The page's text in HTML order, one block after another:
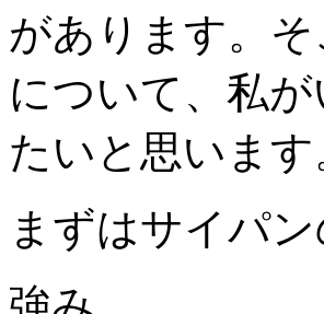
があります。
について、私
たいと思います
まずはサイパ